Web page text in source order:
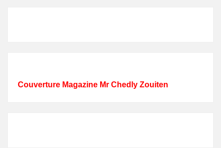
Couverture Magazine Mr Chedly Zouiten